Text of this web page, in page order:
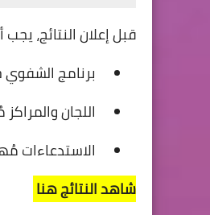
قبل إعلان النتائج،
برنامج الشفوي
اللجان
الاستدعاءات
شاهد النتائج هنا